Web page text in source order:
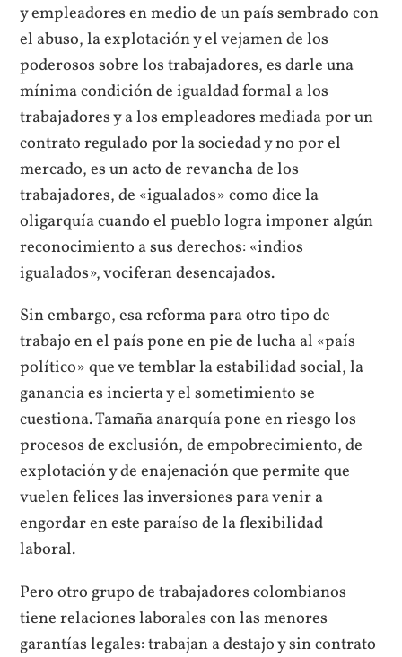
y empleadores en medio de un país sembrado con
el abuso, la explotación y el vejamen de los
poderosos sobre los trabajadores, es darle una
mínima condición de igualdad formal a los
trabajadores y a los empleadores mediada por un
contrato regulado por la sociedad y no por el
mercado, es un acto de revancha de los
trabajadores, de «igualados» como dice la
oligarquía cuando el pueblo logra imponer algún
reconocimiento a sus derechos: «indios
igualados», vociferan desencajados.
Sin embargo, esa reforma para otro tipo de
trabajo en el país pone en pie de lucha al «país
político» que ve temblar la estabilidad social, la
ganancia es incierta y el sometimiento se
cuestiona. Tamaña anarquía pone en riesgo los
procesos de exclusión, de empobrecimiento, de
explotación y de enajenación que permite que
vuelen felices las inversiones para venir a
engordar en este paraíso de la flexibilidad
laboral.
Pero otro grupo de trabajadores colombianos
tiene relaciones laborales con las menores
garantías legales: trabajan a destajo y sin contrato